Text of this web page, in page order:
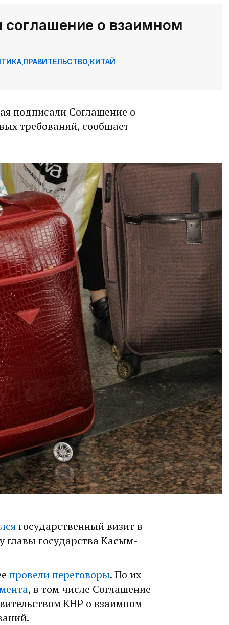
соглашение о взаимном
ПРАВИТЕЛЬСТВО КИТАЙ
подписали Соглашение о
требований, сообщает
государственный визит в
главы государства Касым-
провели переговоры. По их
, в том числе Соглашение
КНР о взаимном